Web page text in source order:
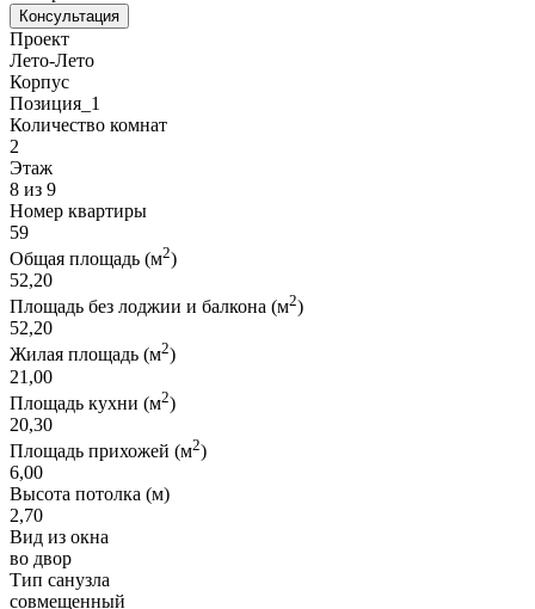
Консультация
Проект
Лето-Лето
Корпус
Позиция_1
Количество комнат
2
Этаж
8 из 9
Номер квартиры
59
Общая площадь (м2)
52,20
Площадь без лоджии и балкона (м2)
52,20
Жилая площадь (м2)
21,00
Площадь кухни (м2)
20,30
Площадь прихожей (м2)
6,00
Высота потолка (м)
2,70
Вид из окна
во двор
Тип санузла
совмещенный